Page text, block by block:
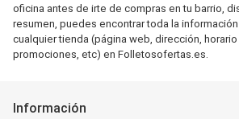
oficina antes de irte de compras en tu barrio,
resumen, puedes encontrar toda la
cualquier tienda (página web, dirección,
promociones, etc) en Folletosofertas.es.
Información